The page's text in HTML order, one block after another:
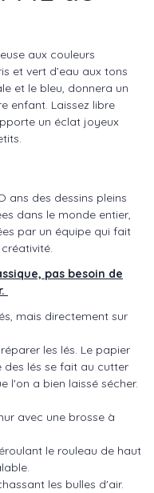
aux couleurs
et vert d’eau aux tons
et le bleu, donnera un
enfant. Laissez libre
un éclat joyeux
ans des dessins pleins
dans le monde entier,
par un équipe qui fait
pas besoin de
mais directement sur
les lés. Le papier
des lés se fait au cutter
l'on a bien laissé sécher.
avec une brosse à
le rouleau de haut
les bulles d'air.